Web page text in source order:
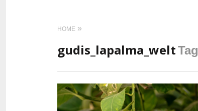
HOME
gudis_lapalma_weltTag